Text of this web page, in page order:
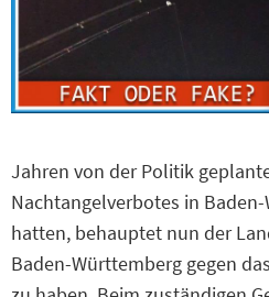
Jahren von der Politik
Nachtangelverbotes in
hatten, behauptet nun der
Baden-Württemberg gegen